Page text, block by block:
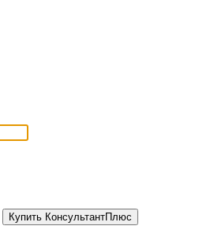
Купить КонсультантПлюс